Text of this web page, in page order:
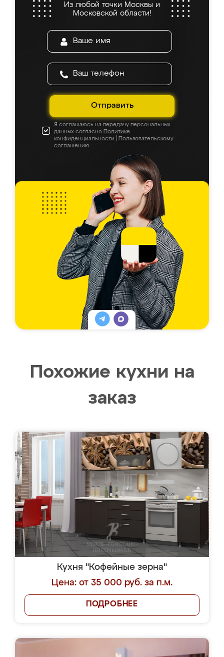
Из любой точки Москвы и
Московской области!
Отправить
Я соглашаюсь на передачу персональных
данных согласно Политике
конфиденциальности
Пользовательскому
соглашению
Похожие кухни на
заказ
Кухня "Кофейные зерна"
Цена: от 35 000 руб. за п.м.
ПОДРОБНЕЕ